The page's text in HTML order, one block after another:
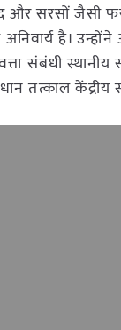
और सरसों
है। उन्होंने
संबंधी
तत्काल केंद्रीय